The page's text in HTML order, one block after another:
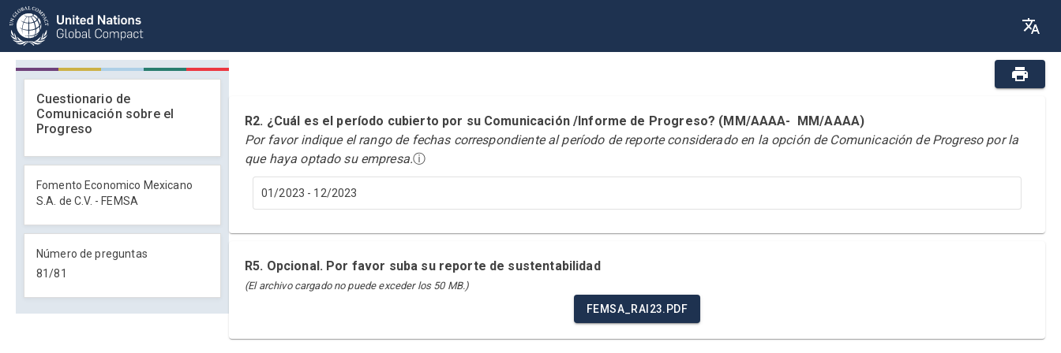
Cuestionario de
Comunicación sobre el
Progreso
Fomento Economico Mexicano
S.A. de C.V. - FEMSA
Número de preguntas
81/81
R2. ¿Cuál es el período cubierto por su Comunicación /Informe de Progreso? (MM/AAAA- MM/AAAA)
Por favor indique el rango de fechas correspondiente al período de reporte considerado en la opción de Comunicación de Progreso por la
que haya optado su empresa.ⓘ
01/2023 - 12/2023
R5. Opcional. Por favor suba su reporte de sustentabilidad
(El archivo cargado no puede exceder los 50 MB.)
FEMSA_RAI23.PDF